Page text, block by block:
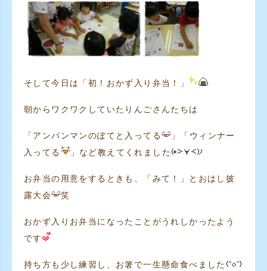
そして今日は「初！おかず入り弁当！」
朝からワクワクしていたりんごさんたちは
「アンパンマンのぽてと入ってる
」「ウィンナー
入ってる
」など教えてくれました
お弁当の用意をするときも、「みて！」とおはし披
露大会
笑
おかず入りお弁当になったことがうれしかったよう
です
持ち方も少し練習し、お箸で一生懸命食べました